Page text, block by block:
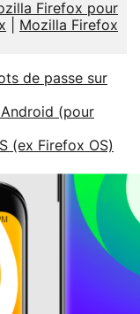
Firefox pour
Mozilla Firefox
de passe sur
(pour
(ex Firefox OS)